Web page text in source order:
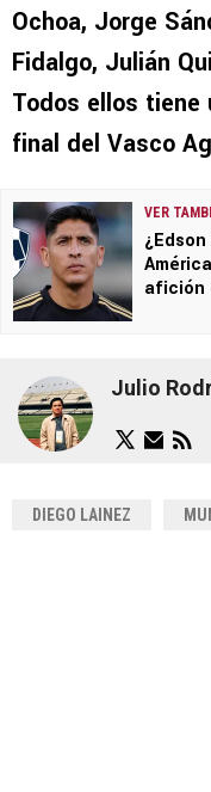
Ochoa, Jorge
Fidalgo, Julián
Todos ellos
final del Vasco
VER
afición
Julio
DIEGO LAINEZ